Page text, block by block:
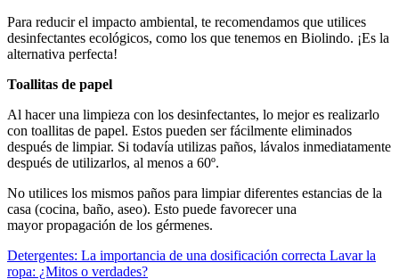
Para reducir el impacto ambiental, te recomendamos que utilices
desinfectantes ecológicos, como los que tenemos en Biolindo. ¡Es la
alternativa perfecta!
Toallitas de papel
Al hacer una limpieza con los desinfectantes, lo mejor es realizarlo
con toallitas de papel. Estos pueden ser fácilmente eliminados
después de limpiar. Si todavía utilizas paños, lávalos inmediatamente
después de utilizarlos, al menos a 60º.
No utilices los mismos paños para limpiar diferentes estancias de la
casa (cocina, baño, aseo). Esto puede favorecer una
mayor propagación de los gérmenes.
Detergentes: La importancia de una dosificación correcta Lavar la
ropa: ¿Mitos o verdades?